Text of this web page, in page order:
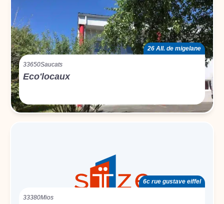
26 All. de migelane
33650Saucats
Eco'locaux
6c rue gustave eiffel
33380Mios